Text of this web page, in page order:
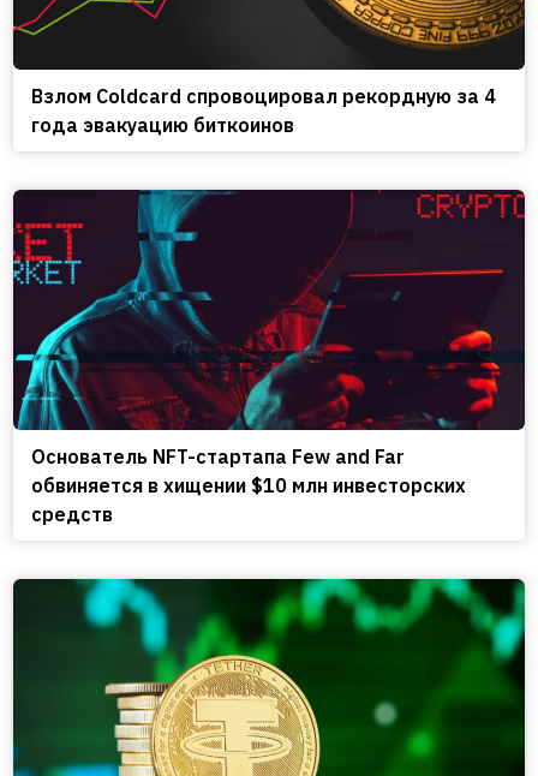
Взлом Coldcard спровоцировал рекордную за 4
года эвакуацию биткоинов
Основатель NFT-стартапа Few and Far
обвиняется в хищении $10 млн инвесторских
средств